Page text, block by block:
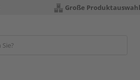
Große Produktauswahl